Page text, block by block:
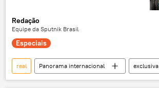
Redação
Equipe da Sputnik Brasil
Especiais
real Panorama internacional
exclusiva
Brasil
Argentina
dólar